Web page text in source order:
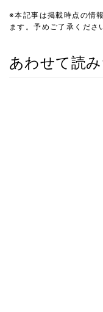
※本記事は掲載時点の情
ます。予めご了承くださ
あわせて読